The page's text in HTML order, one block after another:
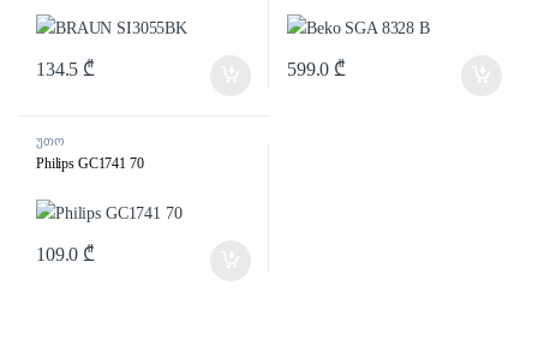
134.5 ₾ 599.0 ₾
უთო
Philips GC1741 70
109.0 ₾